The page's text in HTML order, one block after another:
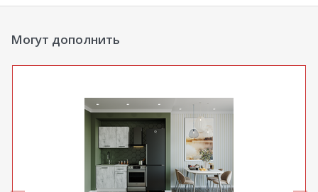
Могут дополнить